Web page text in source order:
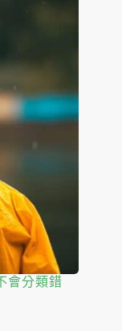
會分類錯